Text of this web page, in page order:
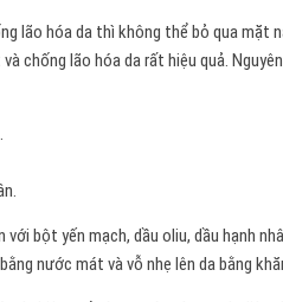
lão hóa da thì không thể bỏ qua
chống lão hóa da rất hiệu quả.
với bột yến mạch, dầu oliu, dầu hạnh
nước mát và vỗ nhẹ lên da bằng